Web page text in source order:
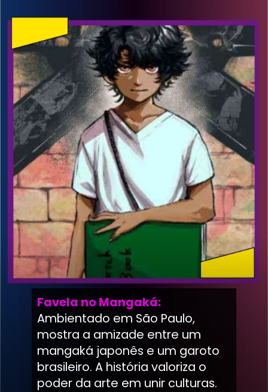
Favela no Mangaká:
Ambientado em São Paulo,
mostra a amizade entre um
mangaká japonês e um garoto
brasileiro. A história valoriza o
poder da arte em unir culturas.